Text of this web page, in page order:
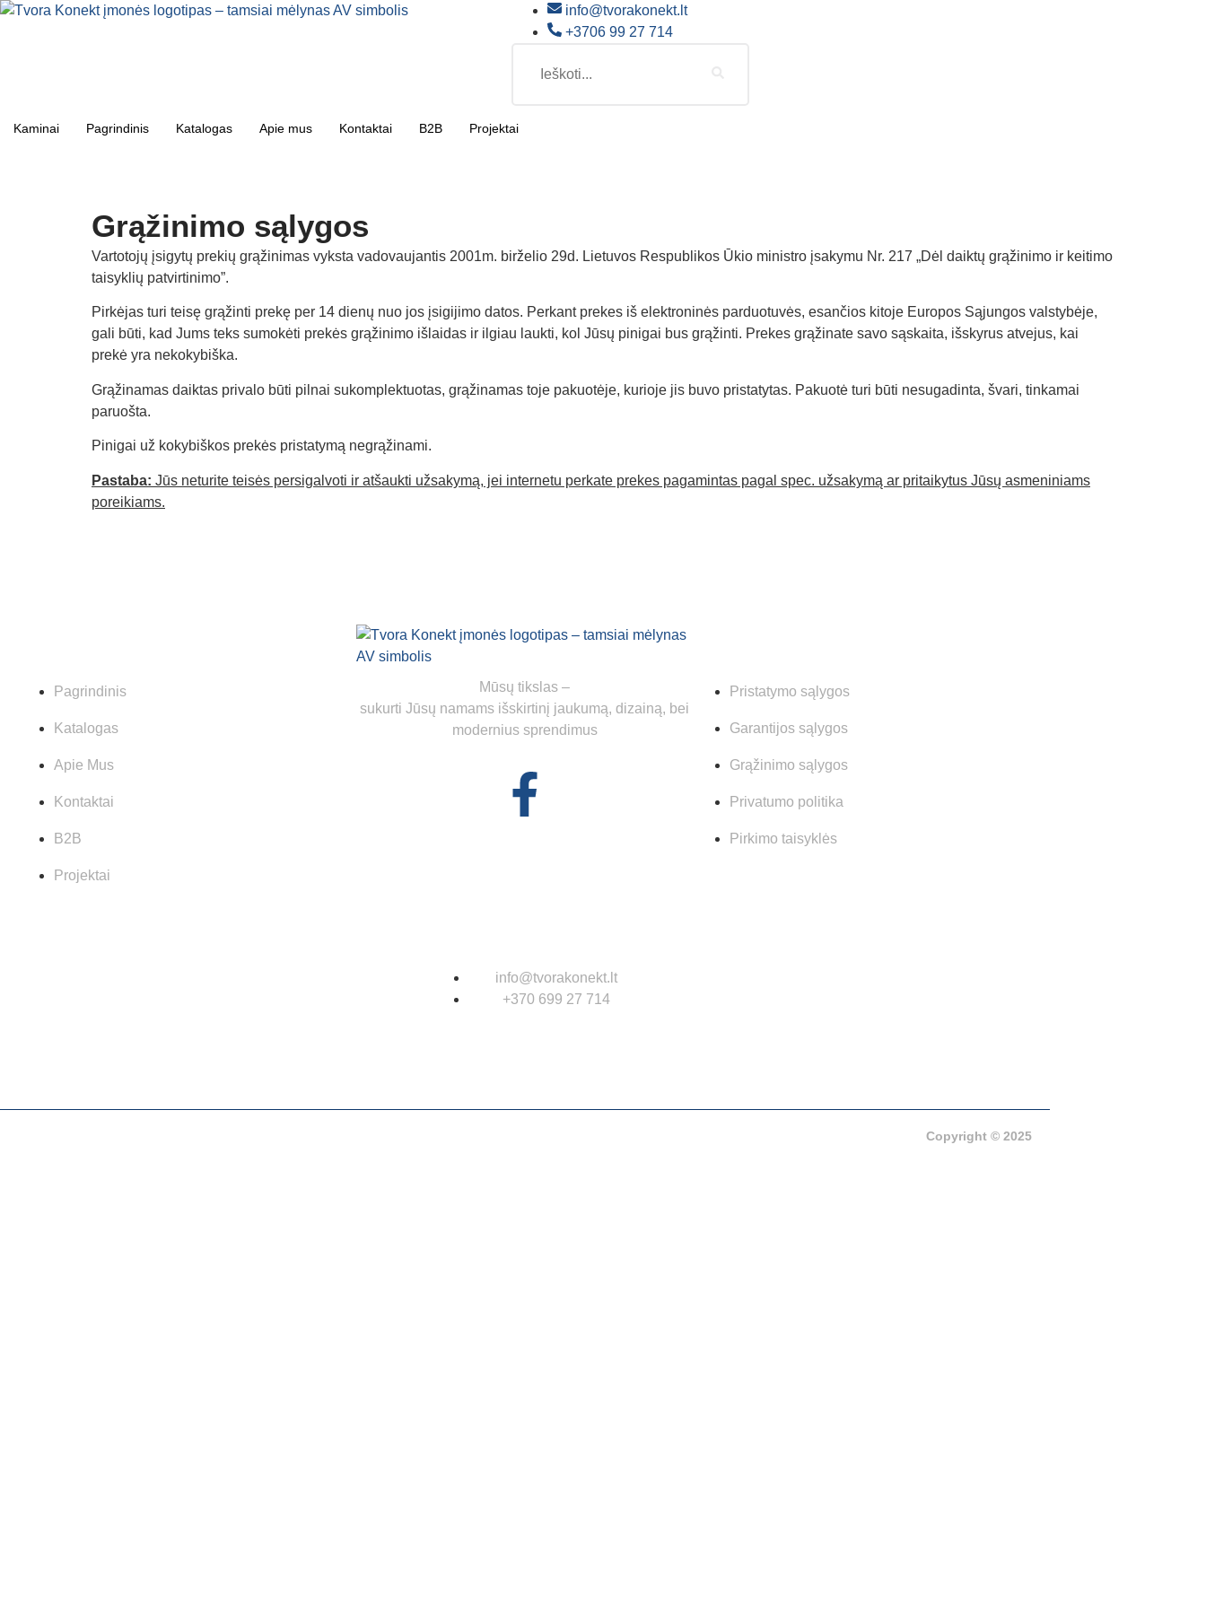
info@tvorakonekt.lt
+3706 99 27 714
Kaminai Pagrindinis Katalogas Apie mus Kontaktai B2B Projektai
Grąžinimo sąlygos
Vartotojų įsigytų prekių grąžinimas vyksta vadovaujantis 2001m. birželio 29d. Lietuvos Respublikos Ūkio ministro įsakymu Nr. 217 „Dėl daiktų grąžinimo ir keitimo
taisyklių patvirtinimo”.
Pirkėjas turi teisę grąžinti prekę per 14 dienų nuo jos įsigijimo datos. Perkant prekes iš elektroninės parduotuvės, esančios kitoje Europos Sąjungos valstybėje,
gali būti, kad Jums teks sumokėti prekės grąžinimo išlaidas ir ilgiau laukti, kol Jūsų pinigai bus grąžinti. Prekes grąžinate savo sąskaita, išskyrus atvejus, kai
prekė yra nekokybiška.
Grąžinamas daiktas privalo būti pilnai sukomplektuotas, grąžinamas toje pakuotėje, kurioje jis buvo pristatytas. Pakuotė turi būti nesugadinta, švari, tinkamai
paruošta.
Pinigai už kokybiškos prekės pristatymą negrąžinami.
Pastaba: Jūs neturite teisės persigalvoti ir atšaukti užsakymą, jei internetu perkate prekes pagamintas pagal spec. užsakymą ar pritaikytus Jūsų asmeniniams
poreikiams.
Pagrindinis
Katalogas
Apie Mus
Kontaktai
B2B
Projektai
Mūsų tikslas –
sukurti Jūsų namams išskirtinį jaukumą, dizainą, bei
modernius sprendimus
Pristatymo sąlygos
Garantijos sąlygos
Grąžinimo sąlygos
Privatumo politika
Pirkimo taisyklės
info@tvorakonekt.lt
+370 699 27 714
Copyright © 2025